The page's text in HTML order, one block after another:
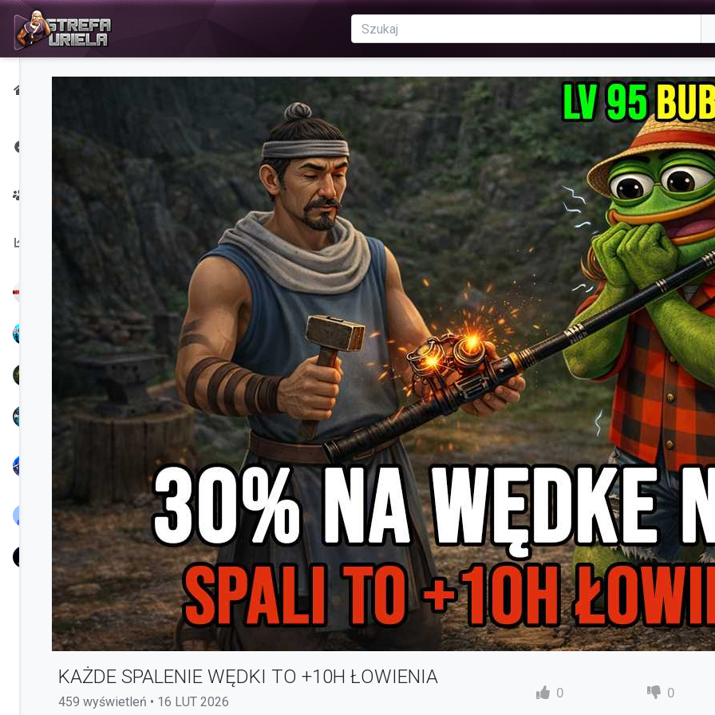
Strona
Strona na
Facebooku
Twórcy
czasie:
NoPerfect
Bubbex
TreamProduction
KSIONRZE
Chunjo
BlassYaaTV
nowak
KAŻDE SPALENIE WĘDKI TO +10H ŁOWIENIA
459 wyświetleń • 16 LUT 2026
0 0